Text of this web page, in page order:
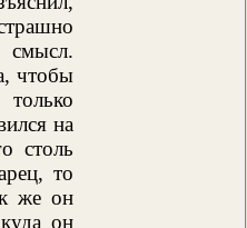
чтобы
на
столь
то
же он
он